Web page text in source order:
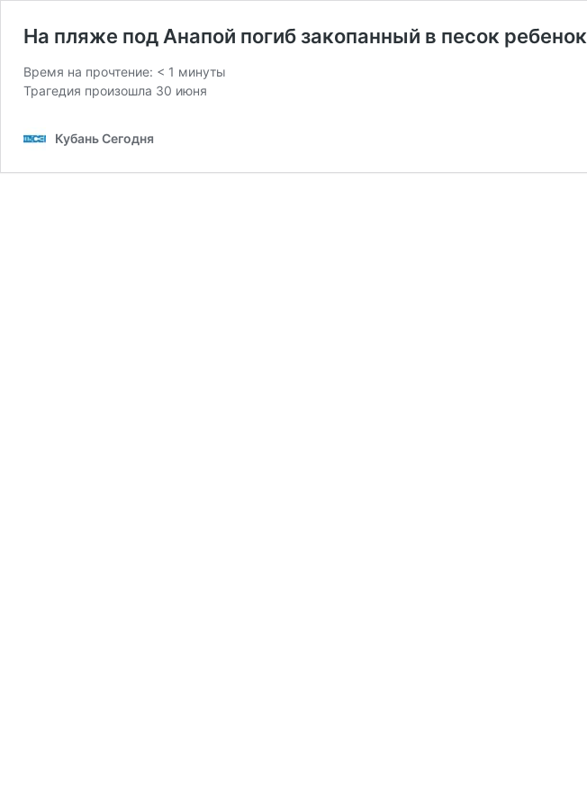
На пляже под Анапой погиб закопанный в песок ребенок
Время на прочтение: < 1 минуты
Трагедия произошла 30 июня
Кубань Сегодня